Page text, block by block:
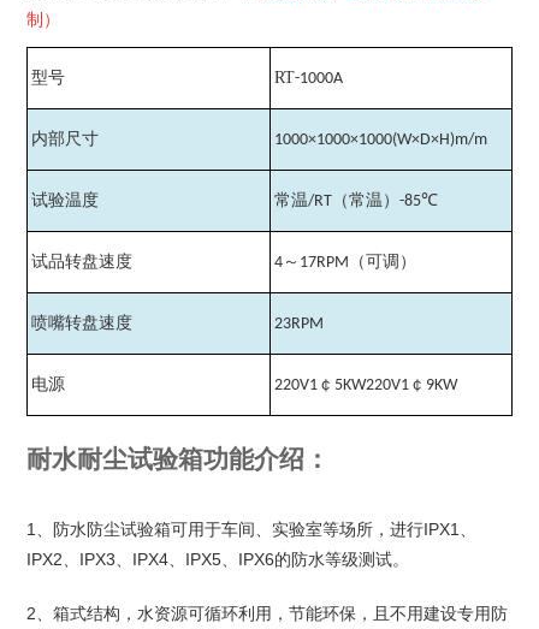
制）
型号 RT-1000A
内部尺寸 1000×1000×1000(W×D×H)m/m
试验温度 常温/RT（常温） -85℃
试品转盘速度 4～ 17RPM （可调）
喷嘴转盘速度 23RPM
电源 220V1 ￠ 5KW220V1 ￠ 9KW
耐水耐尘试验箱功能介绍：
1 、防水防尘试验箱可用于车间、实验室等场所，进行IPX1
IPX2
IPX3 IPX4、 IPX5、 IPX6的防水等级测试。
2 、箱式结构，水资源可循环利用，节能环保，且不用建设专用防